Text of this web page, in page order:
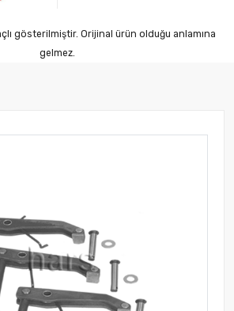
gösterilmiştir. Orijinal ürün olduğu anlamına
gelmez.